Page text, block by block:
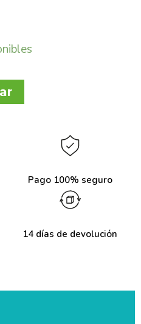
Pago 100% seguro
14 días de devolución